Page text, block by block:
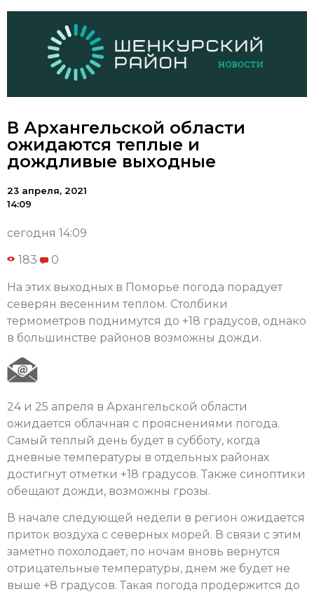
В Архангельской области
ожидаются теплые и
дождливые выходные
23 апреля, 2021
14:09
сегодня 14:09
183 0
На этих выходных в Поморье погода порадует
северян весенним теплом. Столбики
термометров поднимутся до +18 градусов, однако
в большинстве районов возможны дожди.
24 и 25 апреля в Архангельской области
ожидается облачная с прояснениями погода.
Самый теплый день будет в субботу, когда
дневные температуры в отдельных районах
достигнут отметки +18 градусов. Также синоптики
обещают дожди, возможны грозы.
В начале следующей недели в регион ожидается
приток воздуха с северных морей. В связи с этим
заметно похолодает, по ночам вновь вернутся
отрицательные температуры, днем же будет не
выше +8 градусов. Такая погода продержится до